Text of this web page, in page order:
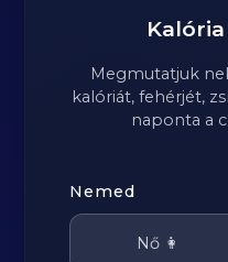
Megmutatjuk
kalóriát, fehérjét,
naponta a
Nemed
Nő 👩